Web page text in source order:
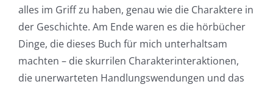
alles im Griff zu haben, genau wie die Charaktere in
der Geschichte. Am Ende waren es die hörbücher
Dinge, die dieses Buch für mich unterhaltsam
machten – die skurrilen Charakterinteraktionen,
die unerwarteten Handlungswendungen und das